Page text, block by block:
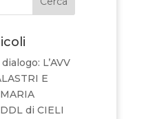
L’AVV
E
di CIELI